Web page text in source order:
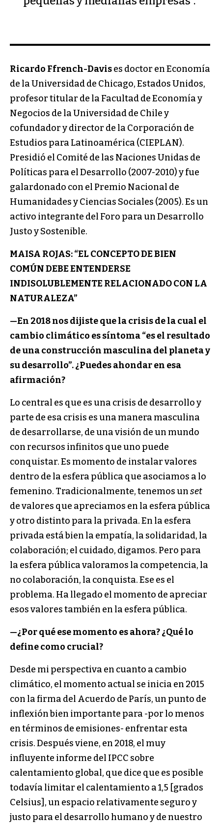
Ricardo Ffrench-Davises doctor en Economía
de la Universidad de Chicago, Estados Unidos,
profesor titular de la Facultad de Economía y
Negocios de la Universidad de Chile y
cofundador y director de la Corporación de
Estudios para Latinoamérica (CIEPLAN).
Presidió el Comité de las Naciones Unidas de
Políticas para el Desarrollo (2007-2010) y fue
galardonado con el Premio Nacional de
Humanidades y Ciencias Sociales (2005). Es un
activo integrante del Foro para un Desarrollo
Justo y Sostenible.
MAISA ROJAS: “EL CONCEPTO DE BIEN
COMÚN DEBE ENTENDERSE
INDISOLUBLEMENTE RELACIONADO CON LA
NATURALEZA”
—En 2018 nos dijiste que la crisis de la cual el
cambio climático es síntoma “es el resultado
de una construcción masculina del planeta y
su desarrollo”. ¿Puedes ahondar en esa
afirmación?
Lo central es que es una crisis de desarrollo y
parte de esa crisis es una manera masculina
de desarrollarse, de una visión de un mundo
con recursos infinitos que uno puede
conquistar. Es momento de instalar valores
dentro de la esfera pública que asociamos a lo
femenino. Tradicionalmente, tenemos unset
de valores que apreciamos en la esfera pública
y otro distinto para la privada. En la esfera
privada está bien la empatía, la solidaridad, la
colaboración; el cuidado, digamos. Pero para
la esfera pública valoramos la competencia, la
no colaboración, la conquista. Ese es el
problema. Ha llegado el momento de apreciar
esos valores también en la esfera pública.
—¿Por qué ese momento es ahora? ¿Qué lo
define como crucial?
Desde mi perspectiva en cuanto a cambio
climático, el momento actual se inicia en 2015
con la firma del Acuerdo de París, un punto de
inflexión bien importante para -por lo menos
en términos de emisiones- enfrentar esta
crisis. Después viene, en 2018, el muy
influyente informe del IPCC sobre
calentamiento global, que dice que es posible
todavía limitar el calentamiento a 1,5 [grados
Celsius], un espacio relativamente seguro y
justo para el desarrollo humano y de nuestro